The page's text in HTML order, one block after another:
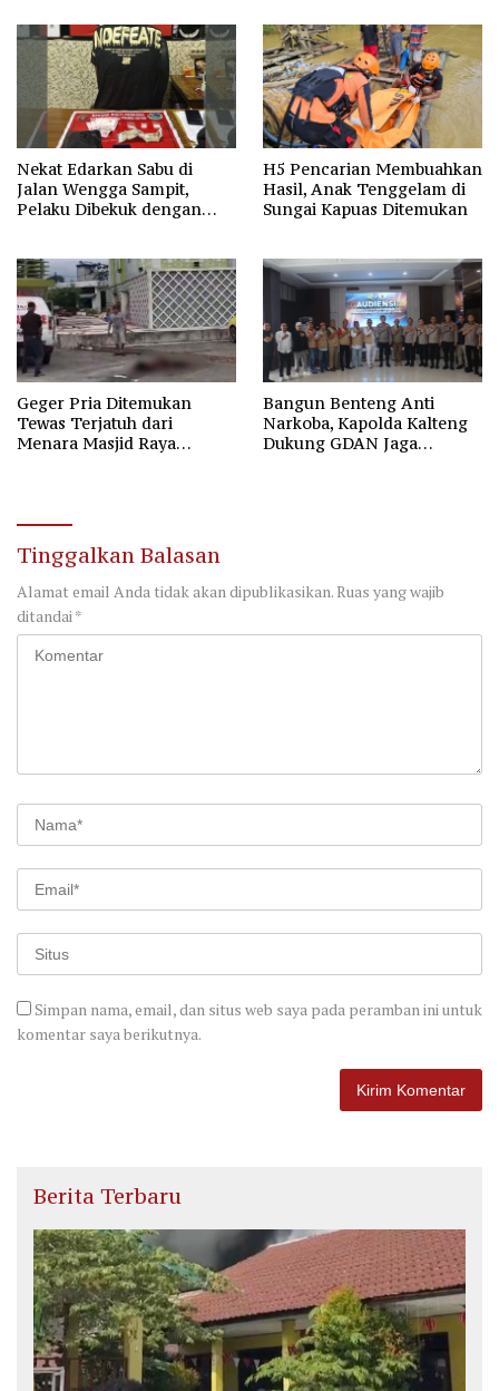
Nekat Edarkan Sabu di
Jalan Wengga Sampit,
Pelaku Dibekuk dengan
H5 Pencarian Membuahkan
Hasil, Anak Tenggelam di
Sungai Kapuas Ditemukan
Geger Pria Ditemukan
Tewas Terjatuh dari
Menara Masjid Raya
Bangun Benteng Anti
Narkoba, Kapolda Kalteng
Dukung GDAN Jaga
Tinggalkan Balasan
Alamat email Anda tidak akan dipublikasikan.Ruas yang wajib
ditandai *
Simpan nama, email, dan situs web saya pada peramban ini untuk
komentar saya berikutnya.
Berita Terbaru